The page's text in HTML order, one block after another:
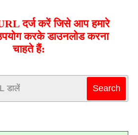
दर्ज करें जिसे आप हमारे
करके डाउनलोड करना
चाहते हैं: